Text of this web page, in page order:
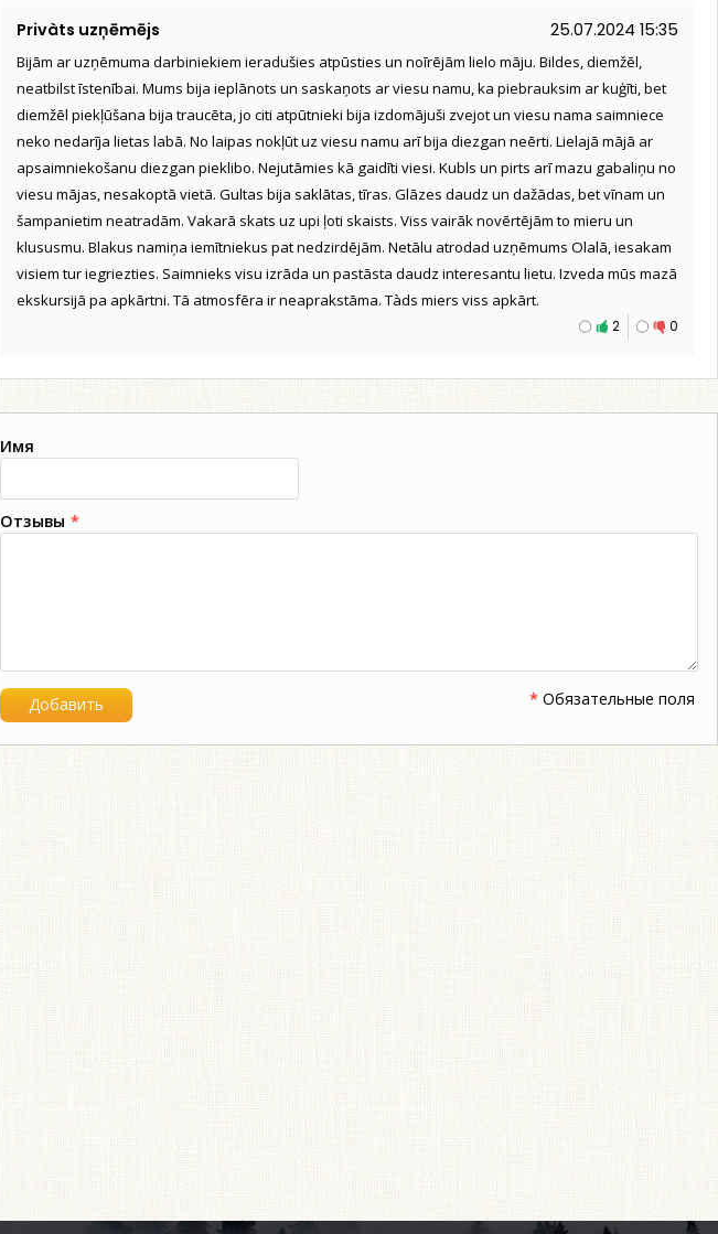
Privàts uzņēmējs 25.07.2024 15:35
Bijām ar uzņēmuma darbiniekiem ieradušies atpūsties un noīrējām lielo māju. Bildes, diemžēl,
neatbilst īstenībai. Mums bija ieplānots un saskaņots ar viesu namu, ka piebrauksim ar kuģīti, bet
diemžēl piekļūšana bija traucēta, jo citi atpūtnieki bija izdomājuši zvejot un viesu nama saimniece
neko nedarīja lietas labā. No laipas nokļūt uz viesu namu arī bija diezgan neērti. Lielajā mājā ar
apsaimniekošanu diezgan pieklibo. Nejutāmies kā gaidīti viesi. Kubls un pirts arī mazu gabaliņu no
viesu mājas, nesakoptā vietā. Gultas bija saklātas, tīras. Glāzes daudz un dažādas, bet vīnam un
šampanietim neatradām. Vakarā skats uz upi ļoti skaists. Viss vairāk novērtējām to mieru un
klususmu. Blakus namiņa iemītniekus pat nedzirdējām. Netālu atrodad uzņēmums Olalā, iesakam
visiem tur iegriezties. Saimnieks visu izrāda un pastāsta daudz interesantu lietu. Izveda mūs mazā
ekskursijā pa apkārtni. Tā atmosfēra ir neaprakstāma. Tàds miers viss apkārt.
0
2
Имя
Отзывы *
* Обязательные поля